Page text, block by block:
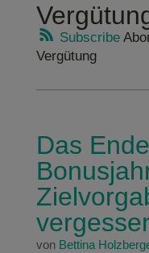
Subscribe
Vergütung
Das
von Bettina